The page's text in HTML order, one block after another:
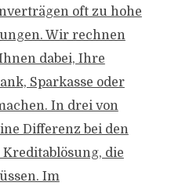
oft zu hohe
Wir rechnen
dabei, Ihre
Sparkasse oder
In drei von
Differenz bei den
die
Im